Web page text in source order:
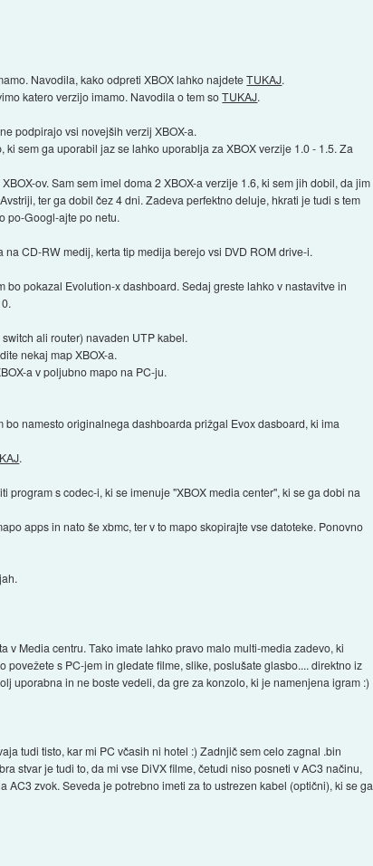
Navodila, kako odpreti XBOX lahko najdeteTUKAJ.
katero verzijo imamo. Navodila o tem soTUKAJ.
podpirajo vsi novejših verzij XBOX-a.
sem ga uporabil jaz se lahko uporablja za XBOX verzije 1.0 - 1.5. Za
ov. Sam sem imel doma 2 XBOX-a verzije 1.6, ki sem jih dobil, da jim
ter ga dobil čez 4 dni. Zadeva perfektno deluje, hkrati je tudi s tem
po-Googl-ajte po netu.
CD-RW medij, kerta tip medija berejo vsi DVD ROM drive-i.
pokazal Evolution-x dashboard. Sedaj greste lahko v nastavitve in
ali router) navaden UTP kabel.
nekaj map XBOX-a.
a v poljubno mapo na PC-ju.
namesto originalnega dashboarda prižgal Evox dasboard, ki ima
.
s codec-i, ki se imenuje "XBOX media center", ki se ga dobi na
apps in nato še xbmc, ter v to mapo skopirajte vse datoteke. Ponovno
v Media centru. Tako imate lahko pravo malo multi-media zadevo, ki
s PC-jem in gledate filme, slike, poslušate glasbo.... direktno iz
uporabna in ne boste vedeli, da gre za konzolo, ki je namenjena igram :)
tudi tisto, kar mi PC včasih ni hotel :) Zadnjič sem celo zagnal .bin
stvar je tudi to, da mi vse DiVX filme, četudi niso posneti v AC3 načinu,
zvok. Seveda je potrebno imeti za to ustrezen kabel (optični), ki se ga